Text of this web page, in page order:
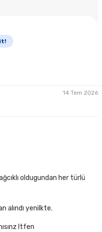
14 Tem 2026
oldugundan her türlü
alındı yenilkte.
ltfen